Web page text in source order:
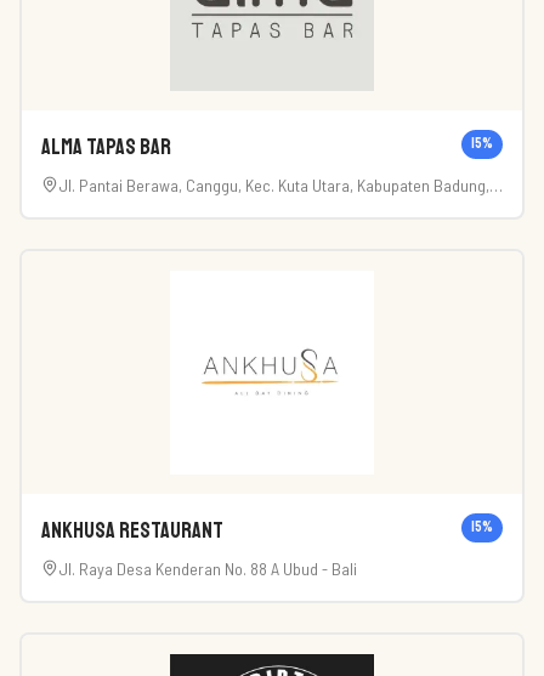
Alma Tapas Bar 15%
Jl. Pantai Berawa, Canggu, Kec. Kuta Utara, Kabupaten Badung,
Ankhusa Restaurant 15%
Jl. Raya Desa Kenderan No. 88 A Ubud - Bali